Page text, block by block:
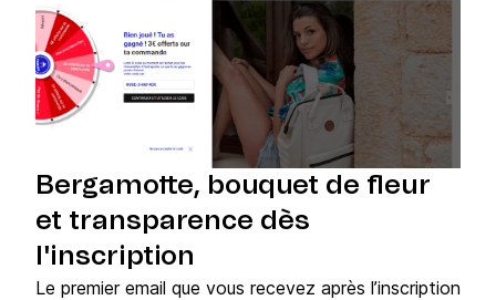
Bergamotte, bouquet de fleur
et transparence dès
l'inscription
Le premier email que vous recevez après l’inscription